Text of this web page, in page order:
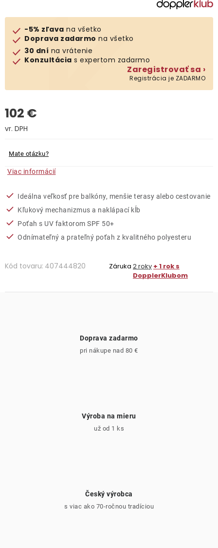
Kolekcia
Predávané značky
Kontakty
-5% zľava na všetko
Doprava zadarmo na všetko
30 dní na vrátenie
Konzultácia s expertom zadarmo
Zaregistrovať sa ›
Registrácia je ZADARMO
102 €
Mate otázku?
Viac informácií
Ideálna veľkosť pre balkóny, menšie terasy alebo cestovanie
Kľukový mechanizmus a naklápací kĺb
Poťah s UV faktorom SPF 50+
Odnímateľný a prateľný poťah z kvalitného polyesteru
Kód tovaru: 407444820 Záruka 2 roky + 1 rok s
DopplerKlubom
Doprava zadarmo
pri nákupe nad 80 €
Výroba na mieru
už od 1 ks
Český výrobca
s viac ako 70-ročnou tradíciou